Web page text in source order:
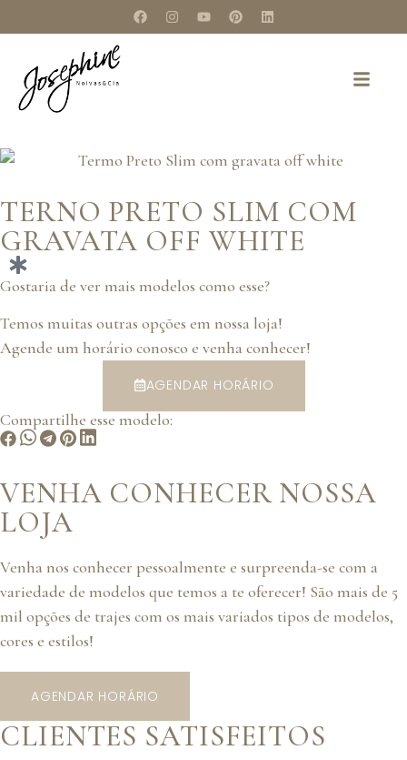
TERNO PRETO SLIM COM
GRAVATA OFF WHITE
Gostaria de ver mais modelos como esse?
Temos muitas outras opções em nossa loja!
Agende um horário conosco e venha conhecer!
AGENDAR HORÁRIO
Compartilhe esse modelo:
VENHA CONHECER NOSSA
LOJA
Venha nos conhecer pessoalmente e surpreenda-se com a
variedade de modelos que temos a te oferecer! São mais de 5
mil opções de trajes com os mais variados tipos de modelos,
cores e estilos!
AGENDAR HORÁRIO
CLIENTES SATISFEITOS